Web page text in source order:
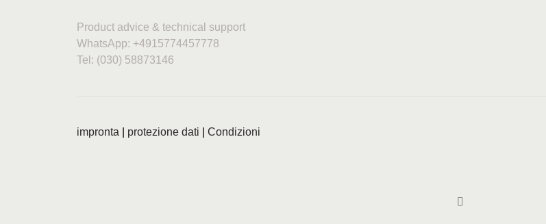
Product advice & technical support
WhatsApp: +4915774457778
Tel: (030) 58873146
impronta protezione dati Condizioni